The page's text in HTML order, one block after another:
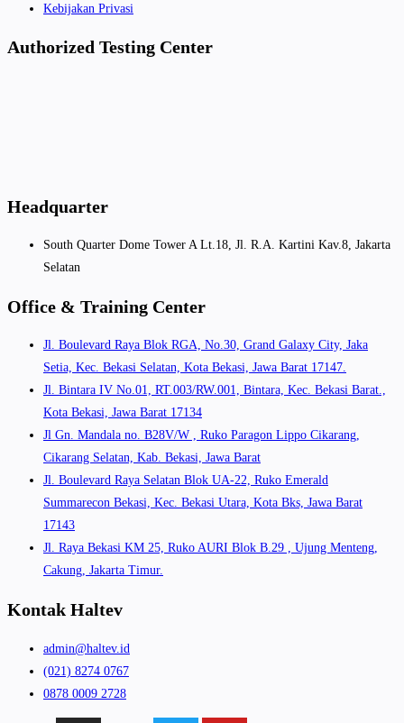
Kebijakan Privasi
Authorized Testing Center
Headquarter
South Quarter Dome Tower A Lt.18, Jl. R.A. Kartini Kav.8, Jakarta
Selatan
Office & Training Center
Jl. Boulevard Raya Blok RGA, No.30, Grand Galaxy City, Jaka
Setia, Kec. Bekasi Selatan, Kota Bekasi, Jawa Barat 17147.
Jl. Bintara IV No.01, RT.003/RW.001, Bintara, Kec. Bekasi Barat.,
Kota Bekasi, Jawa Barat 17134
Jl Gn. Mandala no. B28V/W , Ruko Paragon Lippo Cikarang,
Cikarang Selatan, Kab. Bekasi, Jawa Barat
Jl. Boulevard Raya Selatan Blok UA-22, Ruko Emerald
Summarecon Bekasi, Kec. Bekasi Utara, Kota Bks, Jawa Barat
17143
Jl. Raya Bekasi KM 25, Ruko AURI Blok B.29 , Ujung Menteng,
Cakung, Jakarta Timur.
Kontak Haltev
admin@haltev.id
(021) 8274 0767
0878 0009 2728